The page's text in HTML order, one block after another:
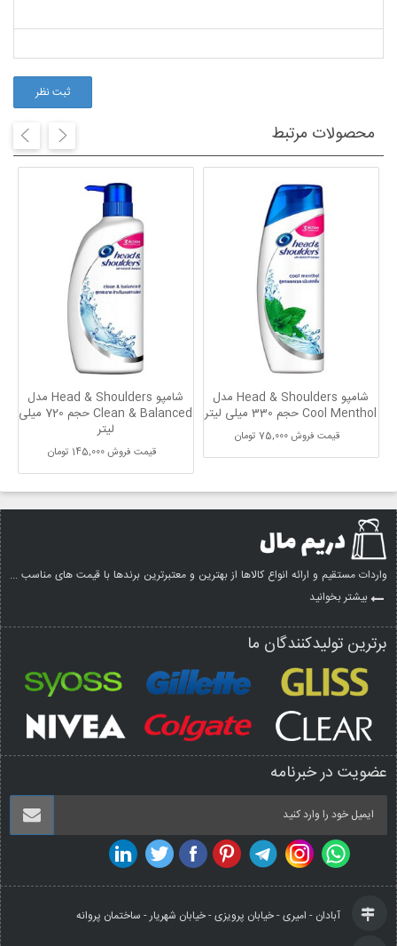
ثبت نظر
محصولات مرتبط
شامپو Head & Shoulders مدل
Clean & Balanced حجم 720 میلی
لیتر
قیمت فروش145,000 تومان
شامپو Head & Shoulders مدل
Cool Menthol حجم 330 میلی لیتر
قیمت فروش75,000 تومان
واردات مستقیم و ارائه انواع کالاها از بهترین و معتبرترین برندها با قیمت های مناسب ...
بیشتر بخوانید
برترین تولیدکنندگان ما
عضویت در خبرنامه
آبادان - امیری - خیابان پرویزی - خیابان شهریار - ساختمان پروانه